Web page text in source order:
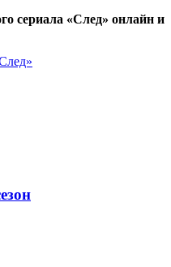
сериала «След» онлайн и